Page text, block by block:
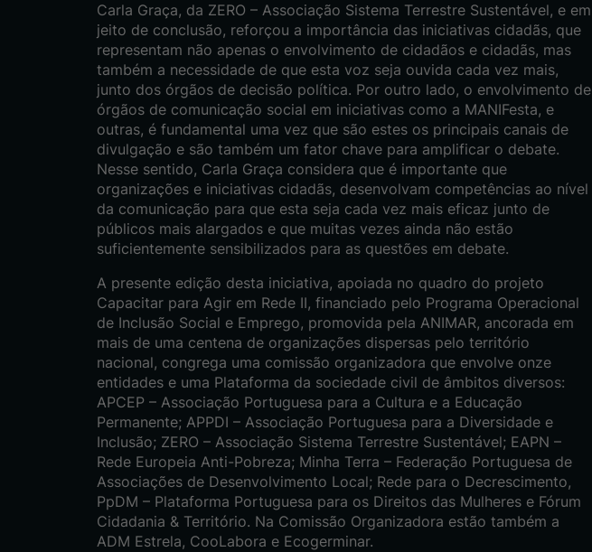
Carla Graça, da ZERO – Associação Sistema Terrestre Sustentável, e em
jeito de conclusão, reforçou a importância das iniciativas cidadãs, que
representam não apenas o envolvimento de cidadãos e cidadãs, mas
também a necessidade de que esta voz seja ouvida cada vez mais,
junto dos órgãos de decisão política. Por outro lado, o envolvimento de
órgãos de comunicação social em iniciativas como a MANIFesta, e
outras, é fundamental uma vez que são estes os principais canais de
divulgação e são também um fator chave para amplificar o debate.
Nesse sentido, Carla Graça considera que é importante que
organizações e iniciativas cidadãs, desenvolvam competências ao nível
da comunicação para que esta seja cada vez mais eficaz junto de
públicos mais alargados e que muitas vezes ainda não estão
suficientemente sensibilizados para as questões em debate.
A presente edição desta iniciativa, apoiada no quadro do projeto
Capacitar para Agir em Rede II, financiado pelo Programa Operacional
de Inclusão Social e Emprego, promovida pela ANIMAR, ancorada em
mais de uma centena de organizações dispersas pelo território
nacional, congrega uma comissão organizadora que envolve onze
entidades e uma Plataforma da sociedade civil de âmbitos diversos:
APCEP – Associação Portuguesa para a Cultura e a Educação
Permanente; APPDI – Associação Portuguesa para a Diversidade e
Inclusão; ZERO – Associação Sistema Terrestre Sustentável; EAPN –
Rede Europeia Anti-Pobreza; Minha Terra – Federação Portuguesa de
Associações de Desenvolvimento Local; Rede para o Decrescimento,
PpDM – Plataforma Portuguesa para os Direitos das Mulheres e Fórum
Cidadania & Território. Na Comissão Organizadora estão também a
ADM Estrela, CooLabora e Ecogerminar.